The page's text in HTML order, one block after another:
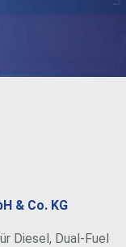
& Co. KG
Diesel, Dual-Fuel